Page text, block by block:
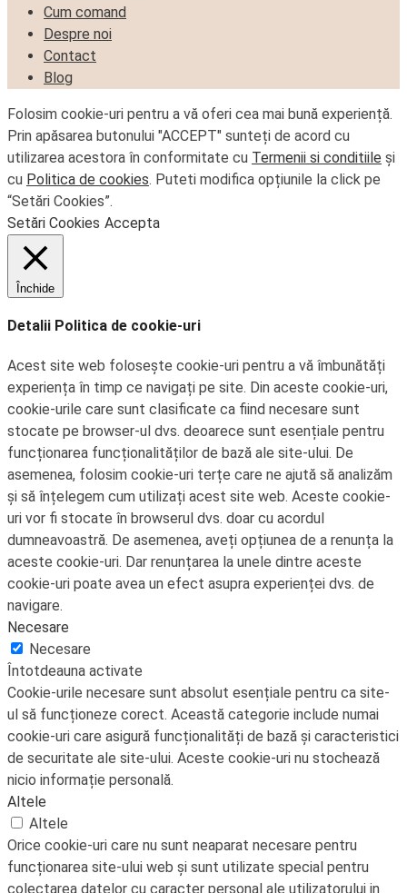
Cum comand
Despre noi
Contact
Blog
Folosim cookie-uri pentru a vă oferi cea mai bună experiență.
Prin apăsarea butonului "ACCEPT" sunteți de acord cu
utilizarea acestora în conformitate cu Termenii si conditiile și
cu Politica de cookies. Puteti modifica opțiunile la click pe
“Setări Cookies”.
Setări Cookies Accepta
Închide
Detalii Politica de cookie-uri
Acest site web folosește cookie-uri pentru a vă îmbunătăți
experiența în timp ce navigați pe site. Din aceste cookie-uri,
cookie-urile care sunt clasificate ca fiind necesare sunt
stocate pe browser-ul dvs. deoarece sunt esențiale pentru
funcționarea funcționalităților de bază ale site-ului. De
asemenea, folosim cookie-uri terțe care ne ajută să analizăm
și să înțelegem cum utilizați acest site web. Aceste cookie-
uri vor fi stocate în browserul dvs. doar cu acordul
dumneavoastră. De asemenea, aveți opțiunea de a renunța la
aceste cookie-uri. Dar renunțarea la unele dintre aceste
cookie-uri poate avea un efect asupra experienței dvs. de
navigare.
Necesare
Necesare
Întotdeauna activate
Cookie-urile necesare sunt absolut esențiale pentru ca site-
ul să funcționeze corect. Această categorie include numai
cookie-uri care asigură funcționalități de bază și caracteristici
de securitate ale site-ului. Aceste cookie-uri nu stochează
nicio informație personală.
Altele
Altele
Orice cookie-uri care nu sunt neaparat necesare pentru
funcționarea site-ului web și sunt utilizate special pentru
colectarea datelor cu caracter personal ale utilizatorului in